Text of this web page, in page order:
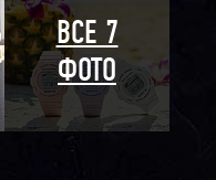
ВСЕ 7
ФОТО